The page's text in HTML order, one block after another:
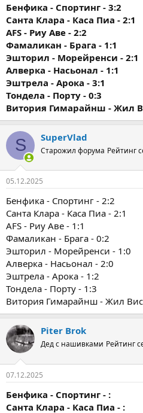
Бенфика - Спортинг - 3:2
Санта Клара - Каса Пиа - 2:1
AFS - Риу Аве - 2:2
Фамаликан - Брага - 1:1
Эшторил - Морейренси - 2:1
Алверка - Насьонал - 1:1
Эштрела - Арока - 3:1
Тондела - Порту - 0:3
Витория Гимарайнш - Жил
S SuperVlad
Старожил форума Рейтинг
05.12.2025
Бенфика - Спортинг - 2:2
Санта Клара - Каса Пиа - 2:1
AFS - Риу Аве - 1:1
Фамаликан - Брага - 0:2
Эшторил - Морейренси - 1:0
Алверка - Насьонал - 2:0
Эштрела - Арока - 1:2
Тондела - Порту - 1:3
Витория Гимарайнш - Жил
Piter Brok
Дед с нашивками Рейтинг
07.12.2025
Бенфика - Спортинг - :
Санта Клара - Каса Пиа - :